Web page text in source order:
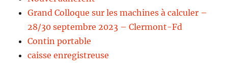
Grand Colloque sur les machines à calculer –
28/30 septembre 2023 – Clermont-Fd
Contin portable
caisse enregistreuse